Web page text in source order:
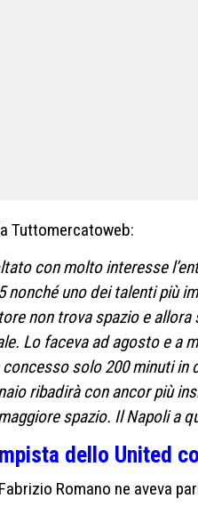
Tuttomercatoweb:
con molto interesse
nonché uno dei talenti più
non trova spazio e
Lo faceva ad agosto e a
solo 200 minuti in
ribadirà con ancor più
spazio. Il Napoli a
dello United
Romano ne aveva